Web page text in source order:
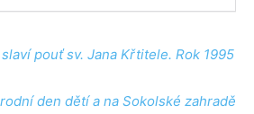
pouť sv. Jana Křtitele. Rok 1995
den dětí a na Sokolské zahradě